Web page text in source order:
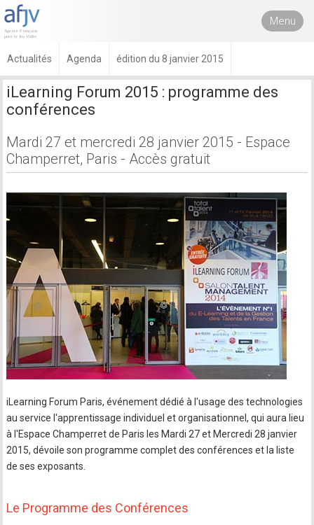
Menu
Actualités Agenda édition du 8 janvier 2015
iLearning Forum 2015 : programme des
conférences
Mardi 27 et mercredi 28 janvier 2015 - Espace
Champerret, Paris - Accès gratuit
iLearning Forum Paris, événement dédié à l'usage des technologies
au service l'apprentissage individuel et organisationnel, qui aura lieu
à l'Espace Champerret de Paris les Mardi 27 et Mercredi 28 janvier
2015, dévoile son programme complet des conférences et la liste
de ses exposants.
Le Programme des Conférences